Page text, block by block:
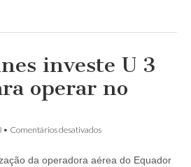
investe U 3
operar no
• Comentários desativadosem
investe
da operadora aérea do Equador